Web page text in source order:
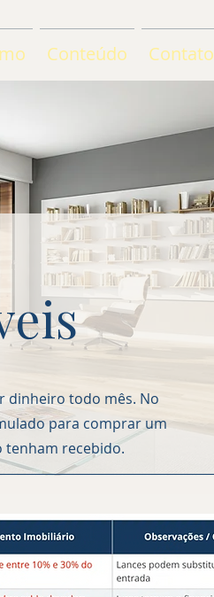
Conteúdo Contato
dinheiro todo mês. No
para comprar um
tenham recebido.